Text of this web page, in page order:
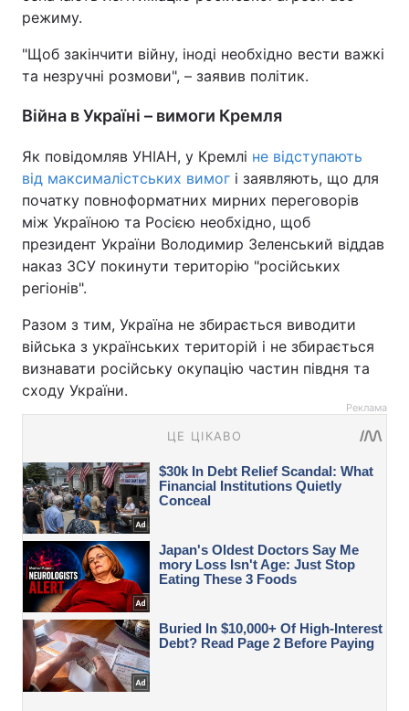
режиму.
"Щоб закінчити війну, іноді необхідно вести важкі
та незручні розмови", – заявив політик.
Війна в Україні – вимоги Кремля
Як повідомляв УНІАН, у Кремлі не відступають
від максималістських вимог і заявляють, що для
початку повноформатних мирних переговорів
між Україною та Росією необхідно, щоб
президент України Володимир Зеленський віддав
наказ ЗСУ покинути територію "російських
регіонів".
Разом з тим, Україна не збирається виводити
війська з українських територій і не збирається
визнавати російську окупацію частин півдня та
сходу України.
Реклама